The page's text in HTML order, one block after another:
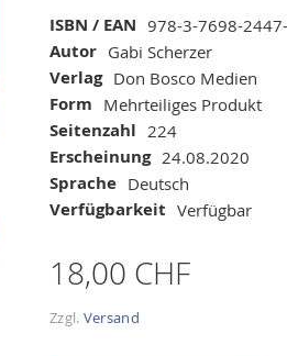
Mehr
Informationen
ISBN / EAN 978-3-7698-
Autor Gabi Scherzer
Verlag Don Bosco Medien
Form Mehrteiliges Produkt
Seitenzahl 224
Erscheinung 24.08.2020
Sprache Deutsch
Verfügbarkeit Verfügbar
18,00 CHF
Zzgl. Versand